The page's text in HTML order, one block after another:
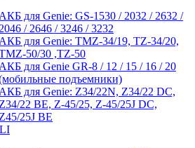
АКБ для Genie: GS-1530 / 2032 / 2632 /
2046 / 2646 / 3246 / 3232
АКБ для Genie: TMZ-34/19, TZ-34/20,
50/30 ,TZ-50
АКБ для Genie GR-8 / 12 / 15 / 16 / 20
подъемники)
АКБ для Genie: Z34/22N, Z34/22 DC,
Z34/22 BE, Z-45/25, Z-45/25J DC,
Z45/25J BE